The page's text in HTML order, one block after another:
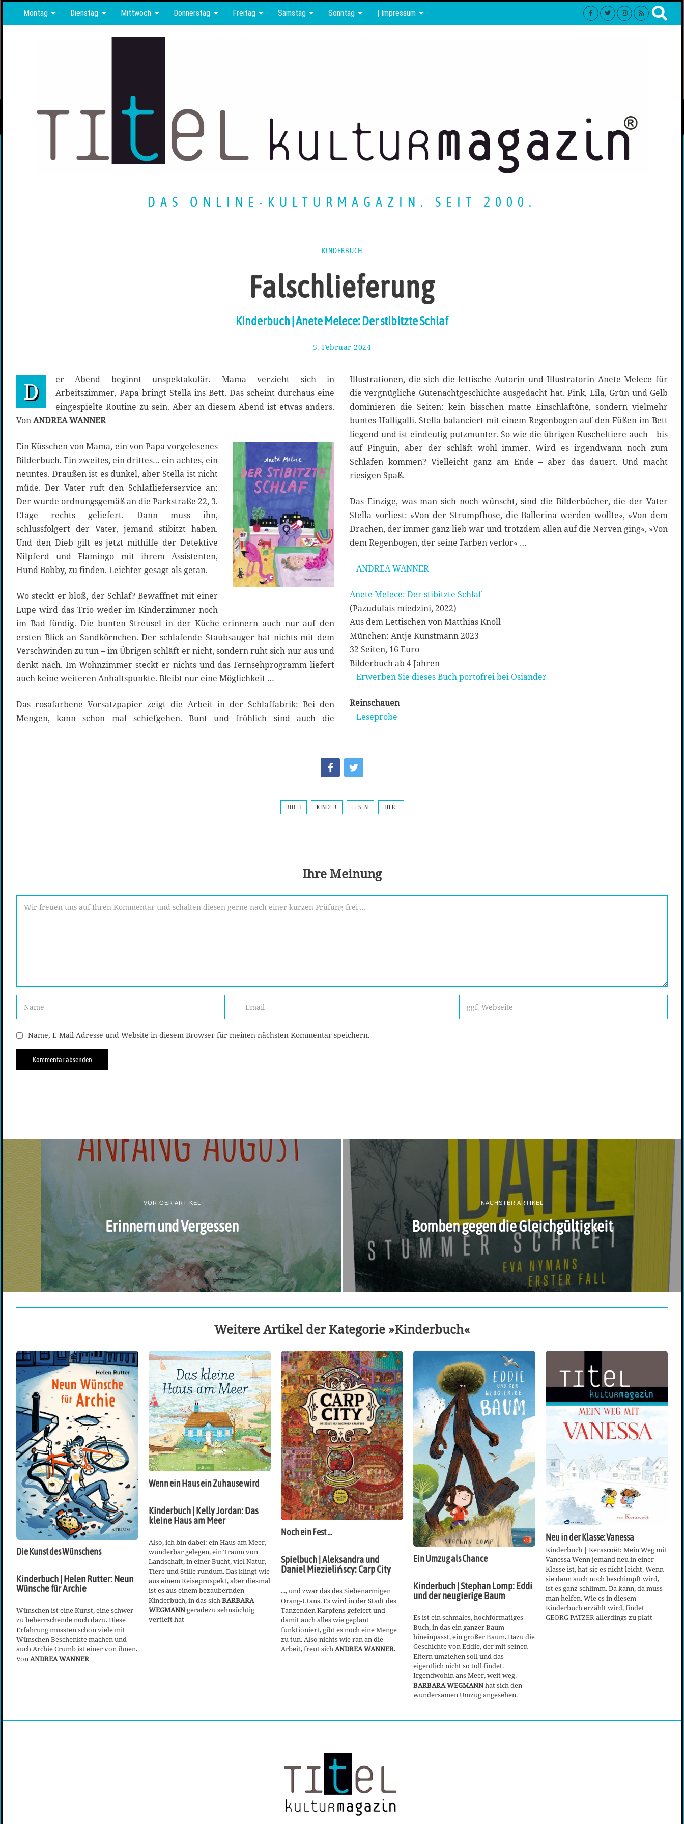
Montag Dienstag Mittwoch Donnerstag Freitag Samstag Sonntag | Impressum
DAS ONLINE-KULTURMAGAZIN. SEIT 2000.
KINDERBUCH
Falschlieferung
Kinderbuch | Anete Melece: Der stibitzte Schlaf
5. Februar 2024
F
b
r
u
r
2
0
4
D
er Abend beginnt unspektakulär. Mama verzieht sich in
Arbeitszimmer, Papa bringt Stella ins Bett. Das scheint durchaus eine
eingespielte Routine zu sein. Aber an diesem Abend ist etwas anders.
VonANDREA WANNER
Ein Küsschen von Mama, ein von Papa vorgelesenes
Bilderbuch. Ein zweites, ein drittes… ein achtes, ein
neuntes. Draußen ist es dunkel, aber Stella ist nicht
müde. Der Vater ruft den Schlaflieferservice an:
Der wurde ordnungsgemäß an die Parkstraße 22, 3.
Etage rechts geliefert. Dann muss ihn,
schlussfolgert der Vater, jemand stibitzt haben.
Und den Dieb gilt es jetzt mithilfe der Detektive
Nilpferd und Flamingo mit ihrem Assistenten,
Hund Bobby, zu finden. Leichter gesagt als getan.
Wo steckt er bloß, der Schlaf? Bewaffnet mit einer
Lupe wird das Trio weder im Kinderzimmer noch
im Bad fündig. Die bunten Streusel in der Küche erinnern auch nur auf den
ersten Blick an Sandkörnchen. Der schlafende Staubsauger hat nichts mit dem
Verschwinden zu tun – im Übrigen schläft er nicht, sondern ruht sich nur aus und
denkt nach. Im Wohnzimmer steckt er nichts und das Fernsehprogramm liefert
auch keine weiteren Anhaltspunkte. Bleibt nur eine Möglichkeit …
Das rosafarbene Vorsatzpapier zeigt die Arbeit in der Schlaffabrik: Bei den
Mengen, kann schon mal schiefgehen. Bunt und fröhlich sind auch die
Illustrationen, die sich die lettische Autorin und Illustratorin Anete Melece für
die vergnügliche Gutenachtgeschichte ausgedacht hat. Pink, Lila, Grün und Gelb
dominieren die Seiten: kein bisschen matte Einschlaftöne, sondern vielmehr
buntes Halligalli. Stella balanciert mit einem Regenbogen auf den Füßen im Bett
liegend und ist eindeutig putzmunter. So wie die übrigen Kuscheltiere auch – bis
auf Pinguin, aber der schläft wohl immer. Wird es irgendwann noch zum
Schlafen kommen? Vielleicht ganz am Ende – aber das dauert. Und macht
riesigen Spaß.
Das Einzige, was man sich noch wünscht, sind die Bilderbücher, die der Vater
Stella vorliest: »Von der Strumpfhose, die Ballerina werden wollte«, »Von dem
Drachen, der immer ganz lieb war und trotzdem allen auf die Nerven ging«, »Von
dem Regenbogen, der seine Farben verlor« …
| ANDREA WANNER
Anete Melece: Der stibitzte Schlaf
(Pazudulais miedzini, 2022)
Aus dem Lettischen von Matthias Knoll
München: Antje Kunstmann 2023
32 Seiten, 16 Euro
Bilderbuch ab 4 Jahren
| Erwerben Sie dieses Buch portofrei bei Osiander
Reinschauen
| Leseprobe
BUCH KINDER LESEN TIERE
Ihre Meinung
Name, E-Mail-Adresse und Website in diesem Browser für meinen nächsten Kommentar speichern.
VORIGER ARTIKEL
Erinnern und Vergessen
NÄCHSTER ARTIKEL
Bomben gegen die Gleichgültigkeit
Weitere Artikel der Kategorie »Kinderbuch«
Die Kunst des Wünschens
Kinderbuch | Helen Rutter: Neun
Wünsche für Archie
Wünschen ist eine Kunst, eine schwer
zu beherrschende noch dazu. Diese
Erfahrung mussten schon viele mit
Wünschen Beschenkte machen und
auch Archie Crumb ist einer von ihnen.
VonANDREA WANNER
Wenn ein Haus ein Zuhause wird
Kinderbuch | Kelly Jordan: Das
kleine Haus am Meer
Also, ich bin dabei: ein Haus am Meer,
wunderbar gelegen, ein Traum von
Landschaft, in einer Bucht, viel Natur,
Tiere und Stille rundum. Das klingt wie
aus einem Reiseprospekt, aber diesmal
ist es aus einem bezaubernden
Kinderbuch, in das sichBARBARA
WEGMANN geradezu sehnsüchtig
vertieft hat
Noch ein Fest …
Spielbuch | Aleksandra und
Daniel Miezielińscy: Carp City
..., und zwar das des Siebenarmigen
Orang-Utans. Es wird in der Stadt des
Tanzenden Karpfens gefeiert und
damit auch alles wie geplant
funktioniert, gibt es noch eine Menge
zu tun. Also nichts wie ran an die
Arbeit, freut sichANDREA WANNER.
Ein Umzug als Chance
Kinderbuch | Stephan Lomp: Eddi
und der neugierige Baum
Es ist ein schmales, hochformatiges
Buch, in das ein ganzer Baum
hineinpasst, ein großer Baum. Dazu die
Geschichte von Eddie, der mit seinen
Eltern umziehen soll und das
eigentlich nicht so toll findet.
Irgendwohin ans Meer, weit weg.
BARBARA WEGMANNhat sich den
wundersamen Umzug angesehen.
Neu in der Klasse: Vanessa
Kinderbuch | Kerascoët: Mein Weg mit
Vanessa Wenn jemand neu in einer
Klasse ist, hat sie es nicht leicht. Wenn
sie dann auch noch beschimpft wird,
ist es ganz schlimm. Da kann, da muss
man helfen. Wie es in diesem
Kinderbuch erzählt wird, findet
GEORG PATZER allerdings zu platt